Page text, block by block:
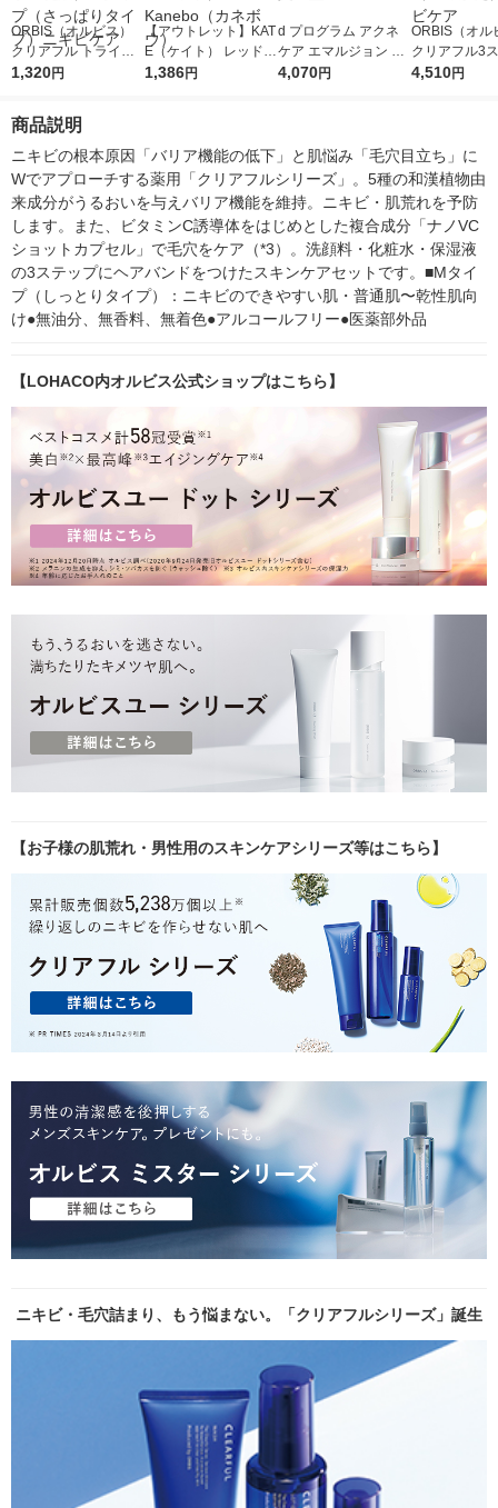
ORBIS（オルビス）
クリアフル トライア
ルセット（洗顔料・化
キビケア
1,320円
【アウトレット】KAT
E（ケイト） レッドヌ
ードルージュ（エアリ
1,386円
d プログラム アクネ
ケア エマルジョン MB
【ニキビ用乳液】 100
4,070円
ORBIS（オル
クリアフル3
セットMタ
4,510円
商品説明
ニキビの根本原因「バリア機能の低下」と肌悩み「毛穴目立ち」に
Wでアプローチする薬用「クリアフルシリーズ」。5種の和漢植物由
来成分がうるおいを与えバリア機能を維持。ニキビ・肌荒れを予防
します。また、ビタミンC誘導体をはじめとした複合成分「ナノVC
ショットカプセル」で毛穴をケア（*3）。洗顔料・化粧水・保湿液
の3ステップにヘアバンドをつけたスキンケアセットです。■Mタイ
プ（しっとりタイプ）：ニキビのできやすい肌・普通肌〜乾性肌向
け●無油分、無香料、無着色●アルコールフリー●医薬部外品
【LOHACO内オルビス公式ショップはこちら】
【お子様の肌荒れ・男性用のスキンケアシリーズ等はこちら】
ニキビ・毛穴詰まり、もう悩まない。「クリアフルシリーズ」誕生